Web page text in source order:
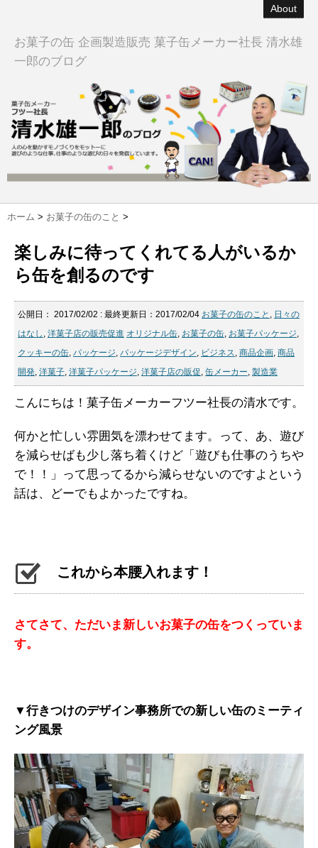
About
お菓子の缶 企画製造販売 菓子缶メーカー社長 清水雄
一郎のブログ
ホーム > お菓子の缶のこと >
楽しみに待ってくれてる人がいるか
ら缶を創るのです
公開日： 2017/02/02 : 最終更新日：2017/02/04 お菓子の缶のこと , 日々の
はなし , 洋菓子店の販売促進 オリジナル缶, お菓子の缶, お菓子パッケージ,
クッキーの缶, パッケージ, パッケージデザイン, ビジネス, 商品企画, 商品
開発, 洋菓子, 洋菓子パッケージ, 洋菓子店の販促, 缶メーカー, 製造業
こんにちは！菓子缶メーカーフツー社長の清水です。
何かと忙しい雰囲気を漂わせてます。って、あ、遊び
を減らせばも少し落ち着くけど「遊びも仕事のうちや
で！！」って思ってるから減らせないのですよという
話は、どーでもよかったですね。
これから本腰入れます！
さてさて、ただいま新しいお菓子の缶をつくっていま
す。
▼行きつけのデザイン事務所での新しい缶のミーティ
ング風景